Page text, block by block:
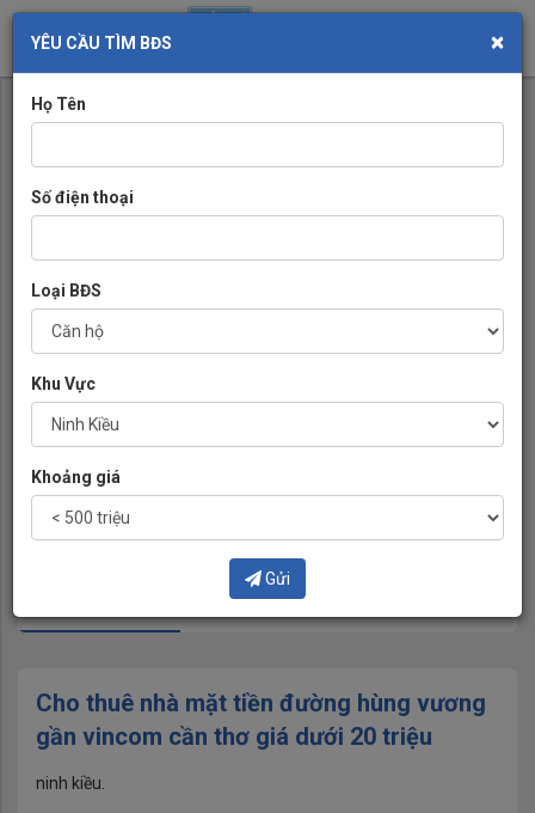
Video
Cho thuê nhà mặt tiền đường hùng vương
gần vincom cần thơ giá dưới 20 triệu
ninh kiều.
YÊU CẦU TÌM BĐS ×
Họ Tên
Số điện thoại
Loại BĐS
Khu Vực
Khoảng giá
Gửi